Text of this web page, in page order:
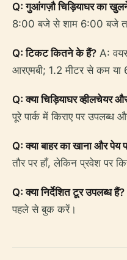
Q: गुआंगज़ौ चिड़ियाघर का
8:00 बजे से शाम 6:00 बजे
Q: टिकट कितने के हैं? A:
आरएमबी; 1.2 मीटर से कम या
Q: क्या चिड़ियाघर व्हीलचेयर
पूरे पार्क में किराए पर उपलब्ध
Q: क्या बाहर का खाना और पेय
तौर पर हाँ, लेकिन प्रवेश पर
Q: क्या निर्देशित टूर उपलब्ध हैं?
पहले से बुक करें।